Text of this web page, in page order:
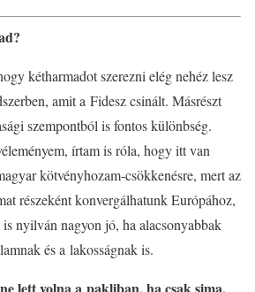
kétharmadot szerezni elég nehéz lesz
amit a Fidesz csinált. Másrészt
szempontból is fontos különbség.
írtam is róla, hogy itt van
kötvényhozam-csökkenésre, mert az
részeként konvergálhatunk Európához,
is nyilván nagyon jó, ha alacsonyabbak
és a lakosságnak is.